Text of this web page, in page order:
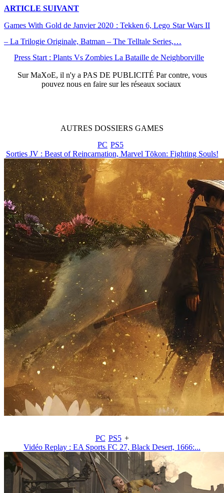
ARTICLE SUIVANT
Games With Gold de Janvier 2020 : Tekken 6, Lego Star Wars II
– La Trilogie Originale, Batman – The Telltale Series,…
Press Start : Plants Vs Zombies La Bataille de Neighborville
SurMaXoE, il n'y a PAS DE PUBLICITÉ Par contre, vous
pouvez nous en faire sur les réseaux sociaux
AUTRES DOSSIERS GAMES
PC PS5
Sorties JV : Beast of Reincarnation, Marvel Tōkon: Fighting Souls!
PC PS5 +
Vidéo Replay : EA Sports FC 27, Black Desert, 1666:...